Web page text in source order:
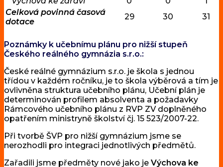
Celková povinná časová
dotace
29 30 31
Poznámky k učebnímu plánu pro nižší stupeň
Českého reálného gymnázia s.r.o.:
České reálné gymnázium s.r.o. je škola s jednou
třídou v každém ročníku, je to škola výběrová a tím je
ovlivněna struktura učebního plánu, Učební plán je
determinován profilem absolventa a požadavky
Rámcového učebního plánu z RVP ZV doplněného
opatřením ministryně školství čj. 15 523/2007-22.
Při tvorbě ŠVP pro nižší gymnázium jsme se
nerozhodli pro integraci jednotlivých předmětů.
Zařadili jsme předměty nové jako je Výchova ke